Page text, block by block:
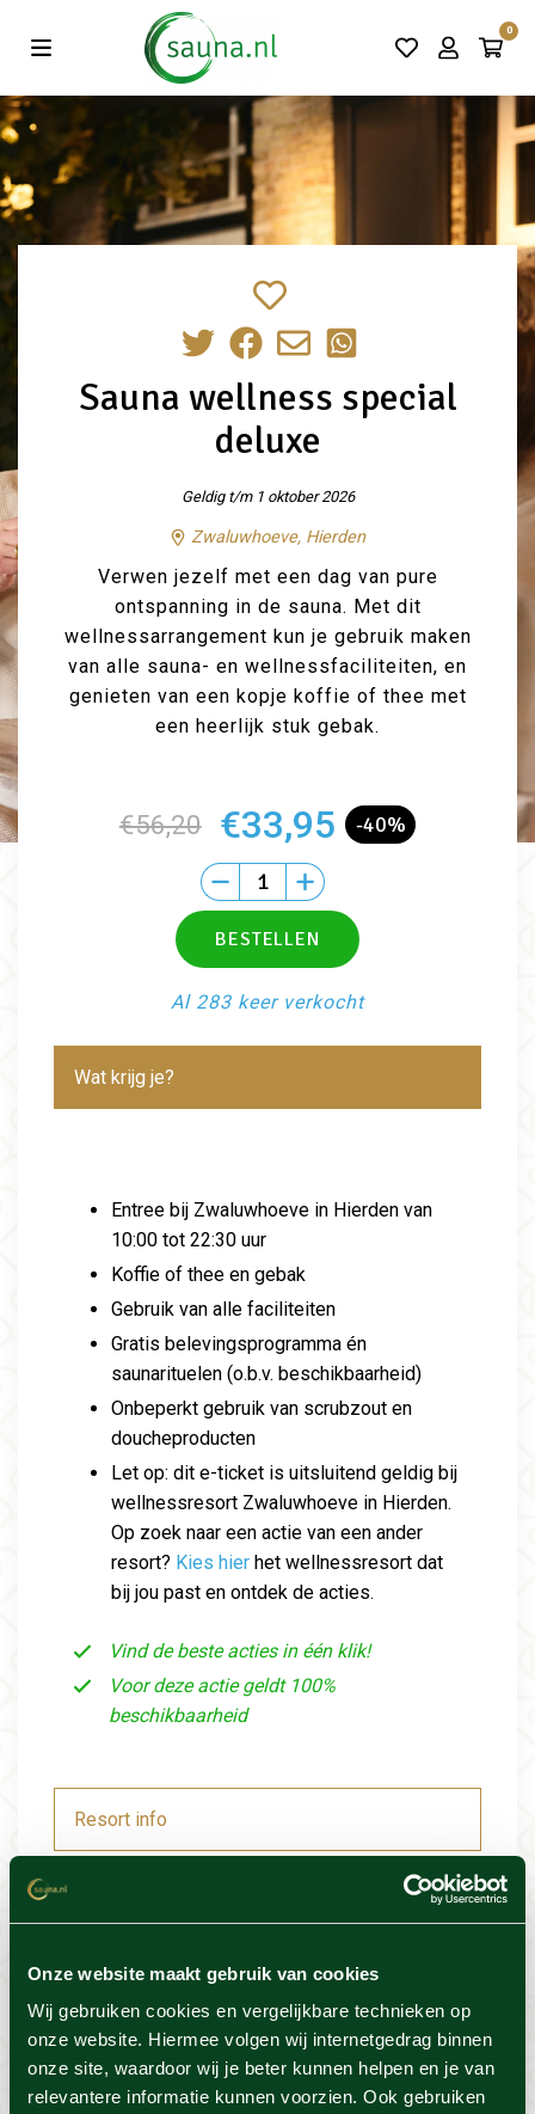
Onze website maakt gebruik van cookies
Wij gebruiken cookies en vergelijkbare technieken op
onze website. Hiermee volgen wij internetgedrag binnen
onze site, waardoor wij je beter kunnen helpen en je van
relevantere informatie kunnen voorzien. Ook gebruiken
0
Vind de beste acties in één klik!
Sauna wellness special
deluxe
Geldig t/m 1 oktober 2026
Zwaluwhoeve, Hierden
Verwen jezelf met een dag van pure
ontspanning in de sauna. Met dit
wellnessarrangement kun je gebruik maken
van alle sauna- en wellnessfaciliteiten, en
genieten van een kopje koffie of thee met
een heerlijk stuk gebak.
€56,20 €33,95 -40%
Al 283 keer verkocht
Wat krijg je?
Entree bij Zwaluwhoeve in Hierden van
10:00 tot 22:30 uur
Koffie of thee en gebak
Gebruik van alle faciliteiten
Gratis belevingsprogramma én
saunarituelen (o.b.v. beschikbaarheid)
Onbeperkt gebruik van scrubzout en
doucheproducten
Let op: dit e-ticket is uitsluitend geldig bij
wellnessresort Zwaluwhoeve in Hierden.
Op zoek naar een actie van een ander
resort? Kies hier het wellnessresort dat
bij jou past en ontdek de acties.
Vind de beste acties in één klik!
Voor deze actie geldt 100%
beschikbaarheid
Resort info
Locatie
Voorwaarden